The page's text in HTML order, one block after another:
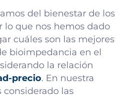
del bienestar de los
lo que nos hemos dado
cuáles son las mejores
bioimpedancia en el
la relación
precio. En nuestra
las